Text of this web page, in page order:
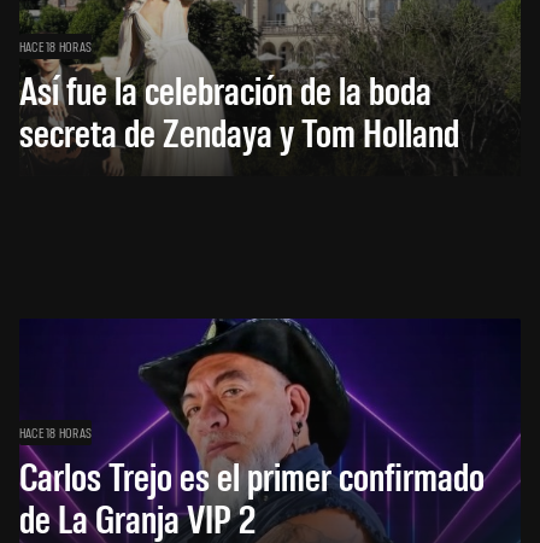
HACE 18 HORAS
Así fue la celebración de la boda
secreta de Zendaya y Tom Holland
HACE 18 HORAS
Carlos Trejo es el primer confirmado
de La Granja VIP 2